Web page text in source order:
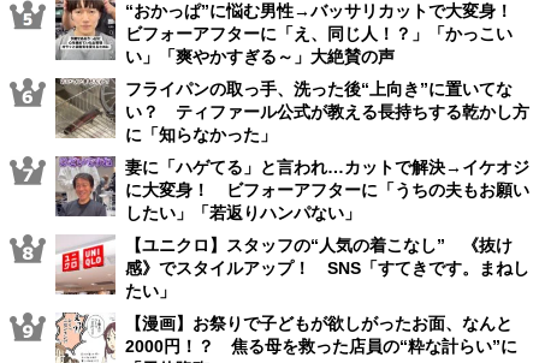
“おかっぱ”に悩む男性→バッサリカットで大変身！
ビフォーアフターに「え、同じ人！？」「かっこい
い」「爽やかすぎる～」大絶賛の声
フライパンの取っ手、洗った後“上向き”に置いてな
い？ ティファール公式が教える長持ちする乾かし方
に「知らなかった」
妻に「ハゲてる」と言われ…カットで解決→イケオジ
に大変身！ ビフォーアフターに「うちの夫もお願い
したい」「若返りハンパない」
【ユニクロ】スタッフの“人気の着こなし” 《抜け
感》でスタイルアップ！ SNS「すてきです。まねし
たい」
【漫画】お祭りで子どもが欲しがったお面、なんと
2000円！？ 焦る母を救った店員の“粋な計らい”に